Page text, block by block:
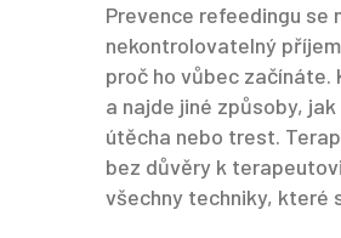
Prevence refeedingu se
nekontrolovatelný
proč ho vůbec
a najde jiné způsoby,
útěcha nebo trest.
bez důvěry k
všechny techniky, které